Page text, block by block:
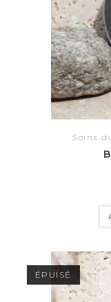
Soins
ÉPUISÉ